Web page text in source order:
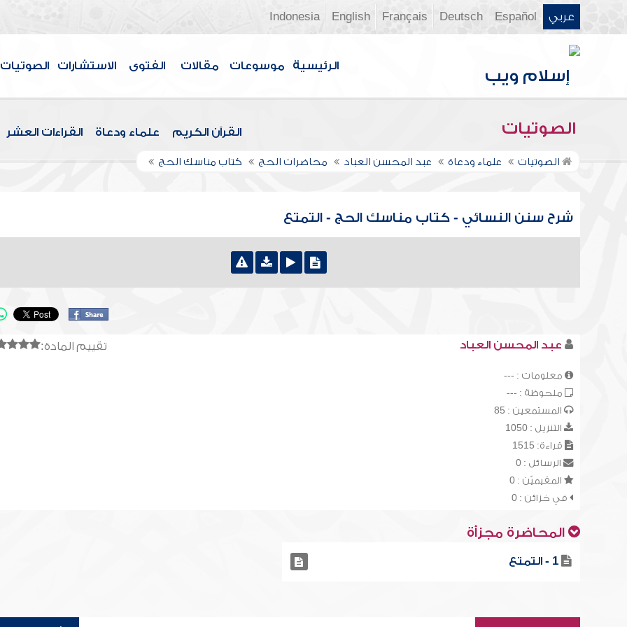
عربي Español
Deutsch
Français
English
Indonesia
الرئيسية موسوعات مقالات الفتوى الاستشارات الصوتيات
الصوتيات القرآن الكريم علماء ودعاة القراءات العشر
الصوتيات علماء ودعاة عبد المحسن العباد محاضرات الحج كتاب مناسك الحج
شرح سنن النسائي - كتاب مناسك الحج - التمتع
تقييم المادة: عبد المحسن العباد
معلومات : ---
ملحوظة : ---
المستمعين : 85
التنزيل : 1050
قراءة: 1515
الرسائل : 0
المقيميّن : 0
في خزائن : 0
المحاضرة مجزأة
1 - التمتع